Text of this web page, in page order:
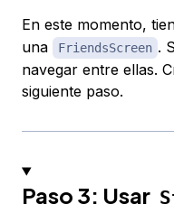
En este momento,
una
FriendsScreen .
navegar entre ellas.
siguiente paso.
Paso 3: Usar